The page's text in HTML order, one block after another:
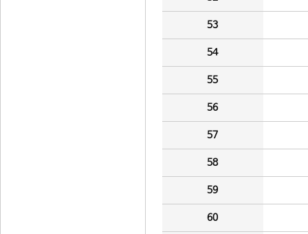
53
54
55
56
57
58
59
60